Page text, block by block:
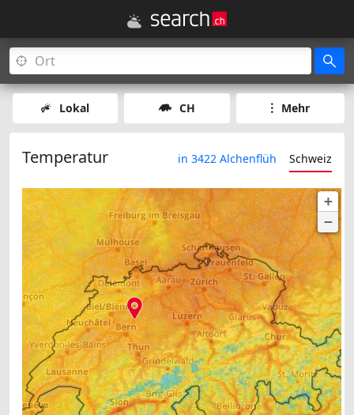
Lokal CH Mehr
Temperatur in 3422 Alchenflüh Schweiz
+
−